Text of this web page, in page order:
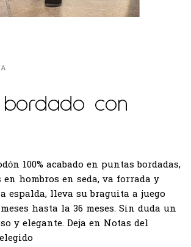
bordado con
100% acabado en puntas bordadas,
hombros en seda, va forrada y
espalda, lleva su braguita a juego
hasta la 36 meses. Sin duda un
y elegante. Deja en Notas del